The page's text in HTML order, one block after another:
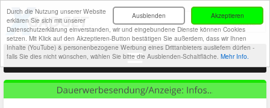
Akzeptieren
Ausblenden
Durch die Nutzung unserer Website
erklären Sie sich mit unserer
Datenschutzerklärung einverstanden, wir und eingebundene Dienste können Cookies
setzen. Mit Klick auf den Akzeptieren-Button bestätigen Sie außerdem, dass wir Ihnen
Inhalte (YouTube) & personenbezogene Werbung eines Drittanbieters ausliefern dürfen -
falls Sie dies nicht wünschen, wählen Sie bitte die Ausblenden-Schaltfläche. Mehr Info.